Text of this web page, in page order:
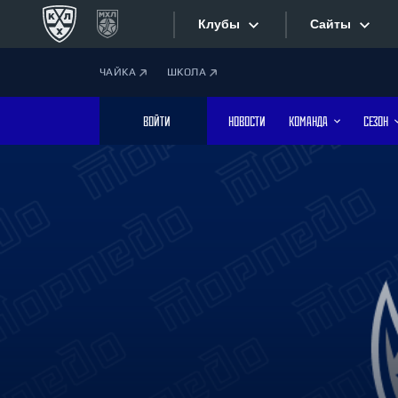
Клубы
Дивизион Боброва
Лада
Сайты
Текстовые
Фотобанк
ЧАЙКА ШКОЛА
ВОЙТИ НОВОСТИ КОМАНДА СЕЗОН